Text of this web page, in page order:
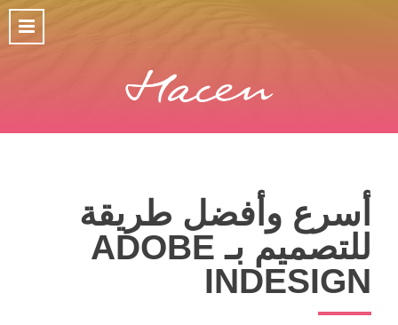
أسرع وأفضل طريقة
للتصميم بـ ADOBE
INDESIGN